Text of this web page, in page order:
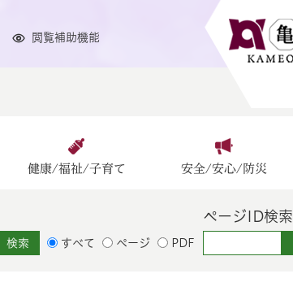
閲覧補助機能
健康/福祉/子育て 安全/安心/防災
すべて ページ PDF
ページID検索